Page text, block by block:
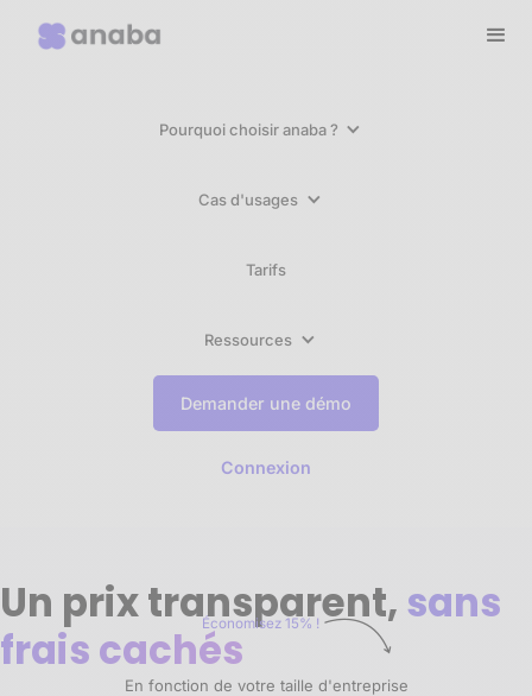
Pourquoi choisir anaba ?
Cas d'usages
Tarifs
Ressources
Demander une démo
Connexion
Un prix transparent, sans
frais cachés
En fonction de votre taille d'entreprise
Économisez 15% !